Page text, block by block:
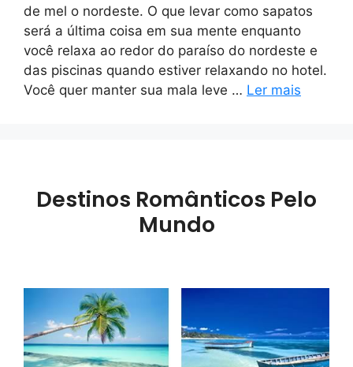
de mel o nordeste. O que levar como sapatos
será a última coisa em sua mente enquanto
você relaxa ao redor do paraíso do nordeste e
das piscinas quando estiver relaxando no hotel.
Você quer manter sua mala leve … Ler mais
Destinos Românticos Pelo
Mundo